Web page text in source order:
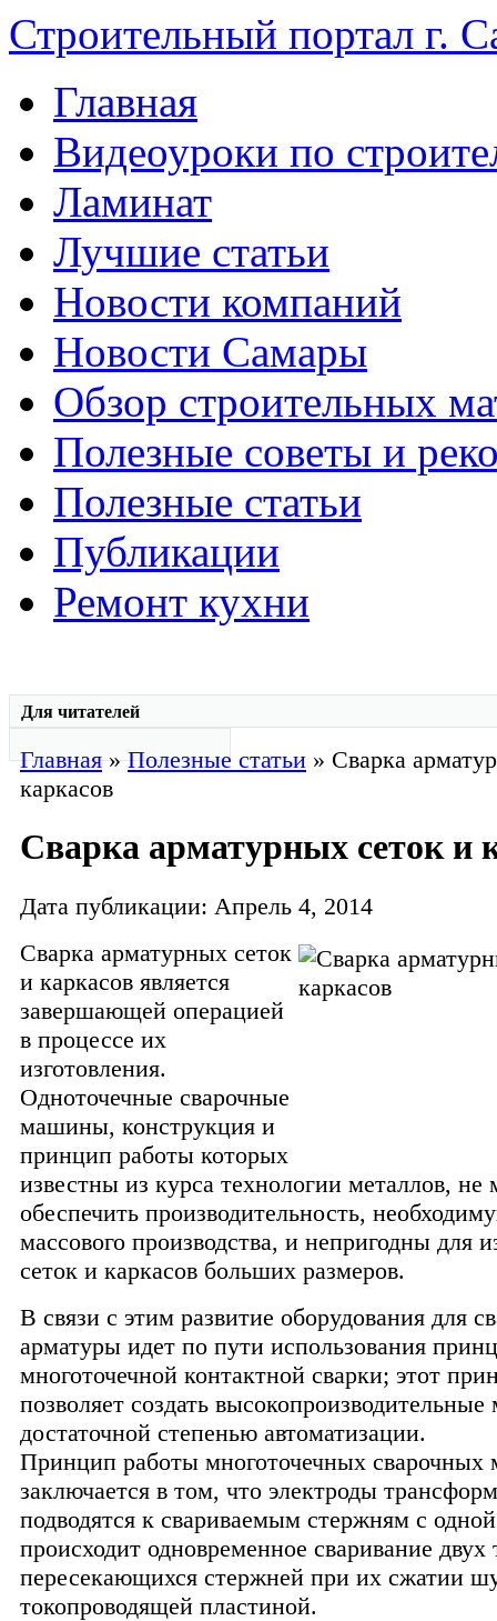
Строительный портал г.
Главная
Видеоуроки по
Ламинат
Лучшие статьи
Новости компаний
Новости Самары
Обзор строительных
Полезные советы и
Полезные статьи
Публикации
Ремонт кухни
Для читателей
Главная»Полезные статьи » Сварка
каркасов
Сварка арматурных сеток и
Дата публикации: Апрель 4, 2014
Сварка арматурных сеток
и каркасов является
завершающей операцией
в процессе их
изготовления.
Одноточечные сварочные
машины, конструкция и
принцип работы которых
известны из курса технологии металлов, не
обеспечить производительность,
массового производства, и непригодны для
сеток и каркасов больших размеров.
В связи с этим развитие оборудования для
арматуры идет по пути использования
многоточечной контактной сварки; этот
позволяет создать
достаточной степенью автоматизации.
Принцип работы многоточечных
заключается в том, что электроды
подводятся к свариваемым стержням с
происходит одновременное сваривание двух
пересекающихся стержней при их сжатии
токопроводящей пластиной.